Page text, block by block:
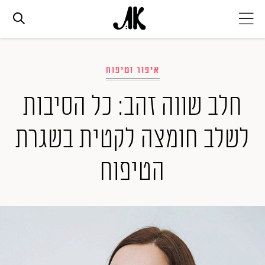
אופנה
ביוטי
סלבס
ערוצים נוספים
המגזין
איפור וטיפוח
חלב שווה זהב: כל הסיבות
לשלב חומצה לקטית בשגרת
הטיפוח